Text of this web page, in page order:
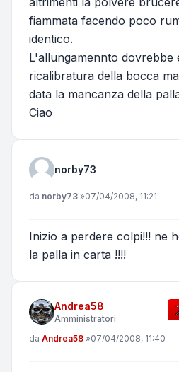
fiammata facendo poco
identico.
L'allungamennto dovrebbe
ricalibratura della bocca
data la mancanza della
Ciao
norby73
Messaggio
da norby73 »07/04/2008, 11:21
Inizio a perdere colpi!!! ne
la palla in carta !!!!
Andrea58
Amministratori
Messaggio
da Andrea58 »07/04/2008, 11:40